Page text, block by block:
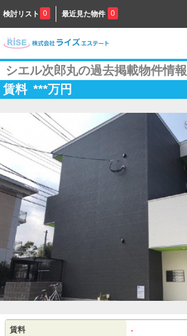
検討リスト 0 最近見た物件 0
シエル次郎丸の過去掲載物件情報
賃料 ***万円
賃料 -